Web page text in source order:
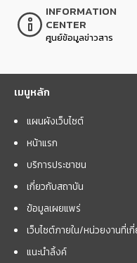
INFORMATION
CENTER
ศูนย์ข้อมูลข่าวสาร
เมนูหลัก
แผนผังเว็บไซต์
หน้าแรก
บริการประชาชน
เกี่ยวกับสถาบัน
ข้อมูลเผยแพร่
เว็บไซต์ภายใน/หน่วยงานที่เ
แนะนำลิ้งค์